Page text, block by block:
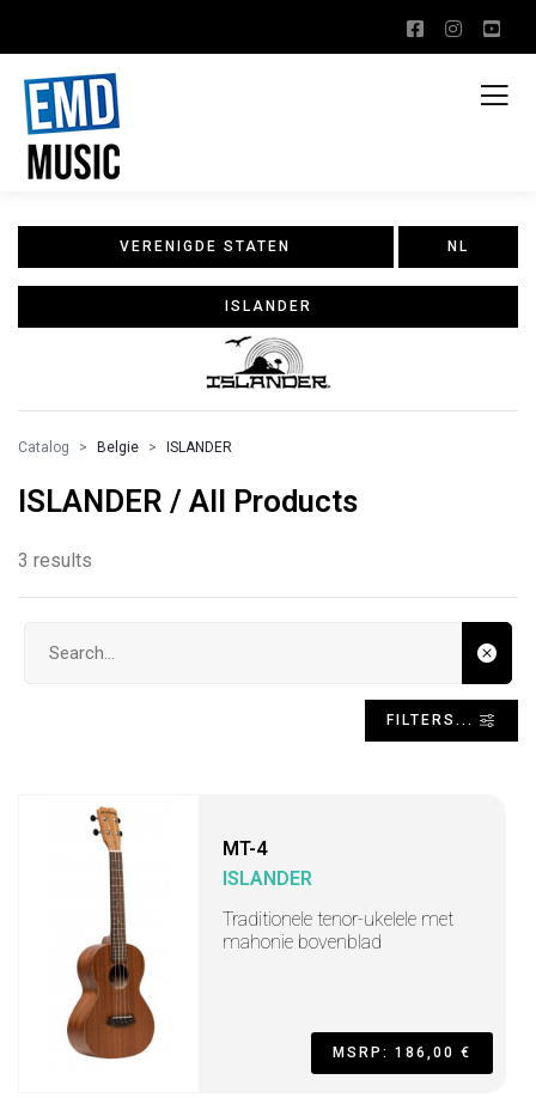
VERENIGDE STATEN NL
ISLANDER
Catalog Belgie ISLANDER
ISLANDER / All Products
3 results
FILTERS...
MT-4
ISLANDER
Traditionele tenor-ukelele met
mahonie bovenblad
MSRP: 186,00 €